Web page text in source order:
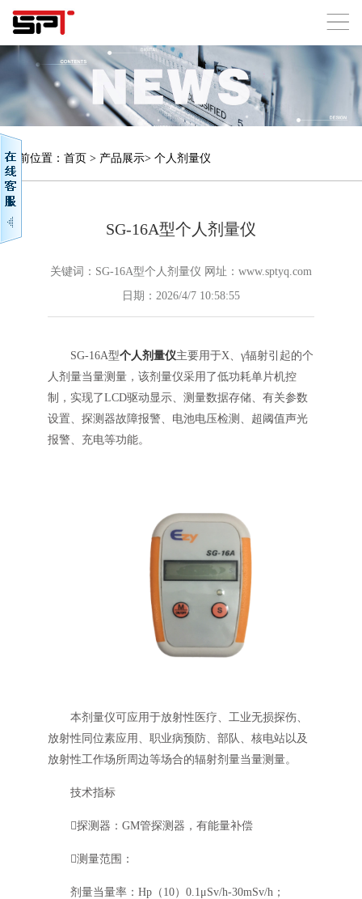
当前位置： 首页 > 产品展示> 个人剂量仪
SG-16A型个人剂量仪
关键词：SG-16A型个人剂量仪 网址：www.sptyq.com
日期：2026/4/7 10:58:55
SG-16A型个人剂量仪主要用于X、γ辐射引起的个
人剂量当量测量，该剂量仪采用了低功耗单片机控
制，实现了LCD驱动显示、测量数据存储、有关参数
设置、探测器故障报警、电池电压检测、超阈值声光
报警、充电等功能。
本剂量仪可应用于放射性医疗、工业无损探伤、
放射性同位素应用、职业病预防、部队、核电站以及
放射性工作场所周边等场合的辐射剂量当量测量。
技术指标
探测器：GM管探测器，有能量补偿
测量范围：
剂量当量率：Hp（10）0.1μSv/h-30mSv/h；